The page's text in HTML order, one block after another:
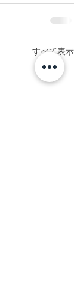
すべて表示